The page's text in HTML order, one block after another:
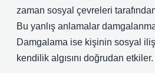
zaman sosyal çevreleri
Bu yanlış anlamalar
Damgalama ise kişinin sosyal
kendilik algısını doğrudan etkiler.